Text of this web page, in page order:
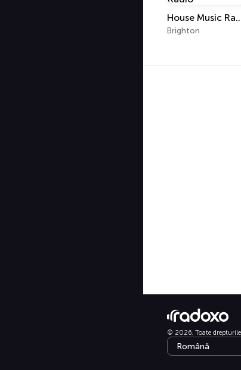
House
Brighton
© 2026. Toate drepturile
Select language